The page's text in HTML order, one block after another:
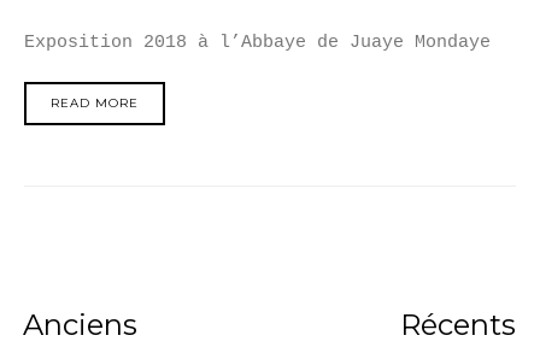
Exposition 2018 à l’Abbaye de Juaye Mondaye
READ MORE
Anciens Récents